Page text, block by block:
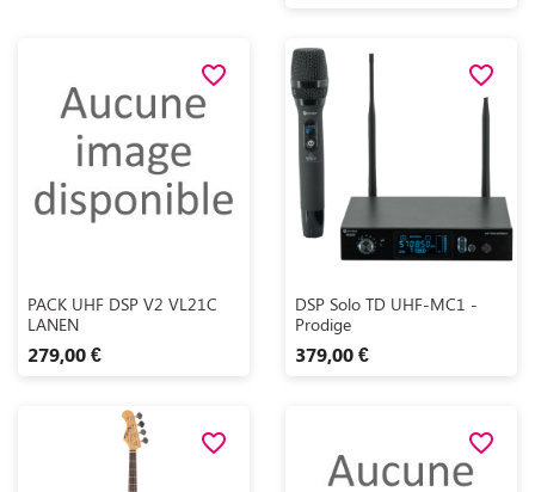
Aperçu rapide
PACK UHF DSP V2 VL21C
LANEN
279,00 €
favorite_border
 Aperçu rapide
DSP Solo TD UHF-MC1 -
Prodige
379,00 €
favorite_border
favorite_border favorite_border